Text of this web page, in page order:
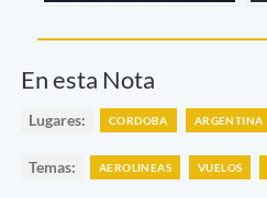
En esta Nota
Lugares: CORDOBA ARGENTINA
Temas: AEROLINEAS VUELOS